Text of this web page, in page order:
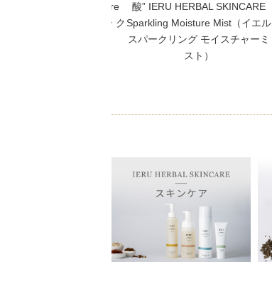
SKINCARE Moisture
（イエル モイスチャー ク
酸” IERU HERBAL SKINCARE
Sparkling Moisture Mist（イエル
スパークリング モイスチャーミ
スト）